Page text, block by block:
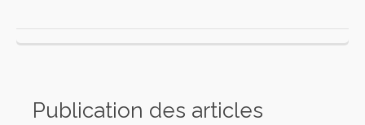
Publication des articles